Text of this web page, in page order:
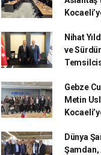
Nihat
ve
Gebze
Metin
Dünya
Şamdan,